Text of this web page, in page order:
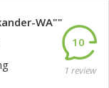
WA""
10
1 review